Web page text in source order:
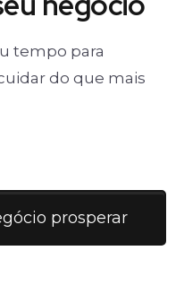
tempo para
do que mais
prosperar